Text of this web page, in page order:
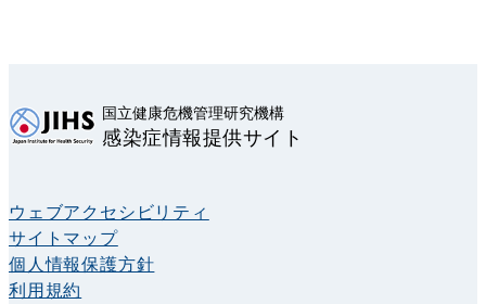
国立健康危機管理研究機構
感染症情報提供サイト
ウェブアクセシビリティ
サイトマップ
個人情報保護方針
利用規約